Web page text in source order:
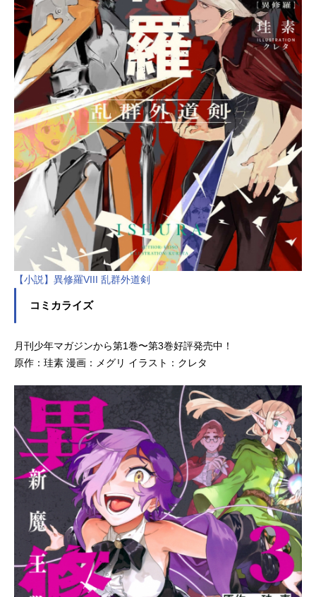
【小説】異修羅VIII 乱群外道剣
コミカライズ
月刊少年マガジンから第1巻〜第3巻好評発売中！
原作：珪素 漫画：メグリ イラスト：クレタ